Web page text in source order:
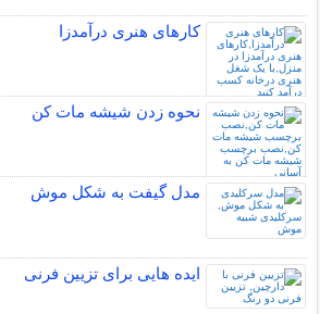
کارهای هنری درآمدزا
نحوه زدن شیشه مات کن
مدل گیفت به شکل موش
ایده هایی برای تزیین فرنی